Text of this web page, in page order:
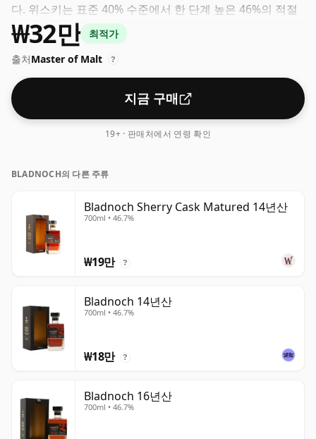
다. 위스키는 표준 40% 수준에서 한 단계 높은 46%의 적절
한 ABV로 병입되며 사실상 70cl의 병 크기로 배송됩니다.
₩32만
최적가
출처Master of Malt ?
지금 구매
19+ · 판매처에서 연령 확인
BLADNOCH의 다른 주류
Bladnoch Sherry Cask Matured 14년산
700ml • 46.7%
₩19만 ?
Bladnoch 14년산
700ml • 46.7%
₩18만 ?
Bladnoch 16년산
700ml • 46.7%